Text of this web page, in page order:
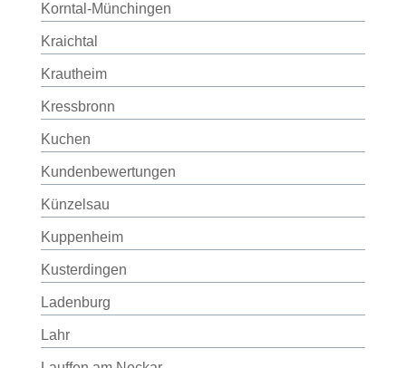
Korntal-Münchingen
Kraichtal
Krautheim
Kressbronn
Kuchen
Kundenbewertungen
Künzelsau
Kuppenheim
Kusterdingen
Ladenburg
Lahr